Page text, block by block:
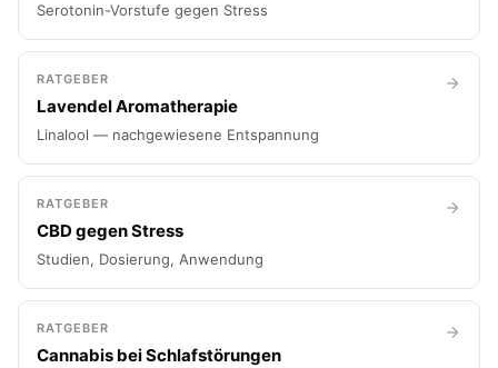
Serotonin-Vorstufe gegen Stress
RATGEBER
Lavendel Aromatherapie
Linalool — nachgewiesene Entspannung
RATGEBER
CBD gegen Stress
Studien, Dosierung, Anwendung
RATGEBER
Cannabis bei Schlafstörungen